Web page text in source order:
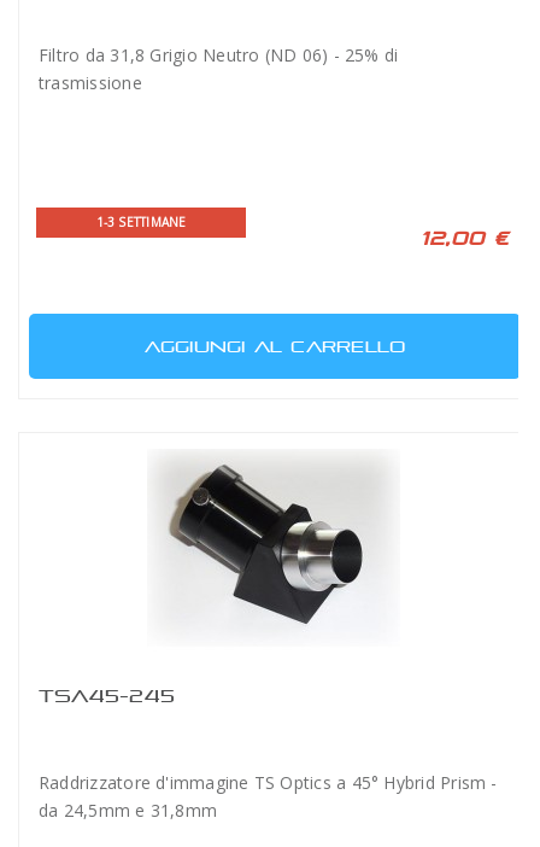
Filtro da 31,8 Grigio Neutro (ND 06) - 25% di
trasmissione
1-3 SETTIMANE
12,00 €
AGGIUNGI AL CARRELLO
TSA45-245
Raddrizzatore d'immagine TS Optics a 45° Hybrid Prism -
da 24,5mm e 31,8mm